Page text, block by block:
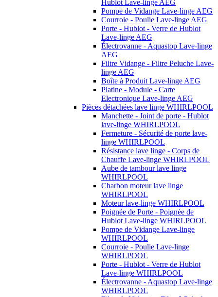
Hublot Lave-linge AEG
Pompe de Vidange Lave-linge AEG
Courroie - Poulie Lave-linge AEG
Porte - Hublot - Verre de Hublot
Lave-linge AEG
Électrovanne - Aquastop Lave-linge
AEG
Filtre Vidange - Filtre Peluche Lave-
linge AEG
Boîte à Produit Lave-linge AEG
Platine - Module - Carte
Electronique Lave-linge AEG
Pièces détachées lave linge WHIRLPOOL
Manchette - Joint de porte - Hublot
lave-linge WHIRLPOOL
Fermeture - Sécurité de porte lave-
linge WHIRLPOOL
Résistance lave linge - Corps de
Chauffe Lave-linge WHIRLPOOL
Aube de tambour lave linge
WHIRLPOOL
Charbon moteur lave linge
WHIRLPOOL
Moteur lave-linge WHIRLPOOL
Poignée de Porte - Poignée de
Hublot Lave-linge WHIRLPOOL
Pompe de Vidange Lave-linge
WHIRLPOOL
Courroie - Poulie Lave-linge
WHIRLPOOL
Porte - Hublot - Verre de Hublot
Lave-linge WHIRLPOOL
Électrovanne - Aquastop Lave-linge
WHIRLPOOL